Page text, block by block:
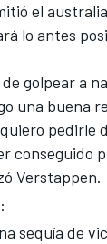
el
lo antes
golpear a
una buena
pedirle
conseguido
Verstappen.
sequía de